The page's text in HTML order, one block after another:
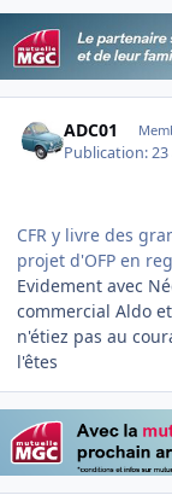
ADC01
Publication:
CFR y livre des
projet d'OFP en
Evidement avec
commercial Aldo
n'étiez pas au
l'êtes